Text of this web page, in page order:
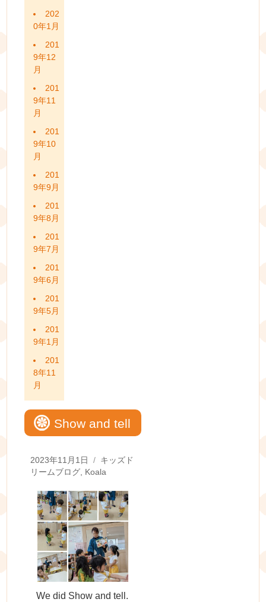
202
0年1月
201
9年12
月
201
9年11
月
201
9年10
月
201
9年9月
201
9年8月
201
9年7月
201
9年6月
201
9年5月
201
9年1月
201
8年11
月
Show and tell
Posted
on
2023年11月1日 Categories
キッズド
リームブログ, Koala
We did Show and tell.